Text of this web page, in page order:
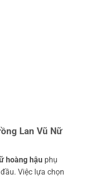
Lan Vũ Nữ
hoàng hậu phụ
Việc lựa chọn